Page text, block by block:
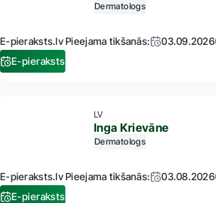
Dermatologs
E-pieraksts.lv Pieejama tikšanās: 03.09.2026
E-pieraksts
LV
Inga Krievāne
Dermatologs
E-pieraksts.lv Pieejama tikšanās: 03.08.2026
E-pieraksts